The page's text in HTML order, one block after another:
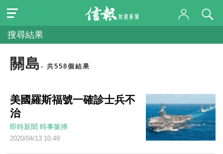
搜尋結果
關島 - 共558個結果
美國羅斯福號一確診士兵不
治
即時新聞 時事脈搏
2020/04/13 10:49